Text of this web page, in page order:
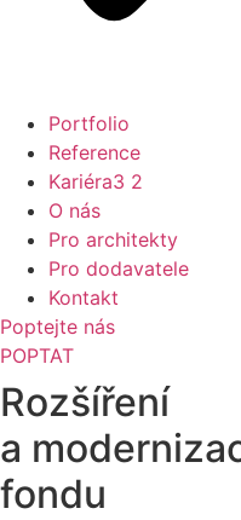
Portfolio
Reference
Kariéra3 2
O nás
Pro architekty
Pro dodavatele
Kontakt
Poptejte nás
POPTAT
Rozšíření
a
fondu